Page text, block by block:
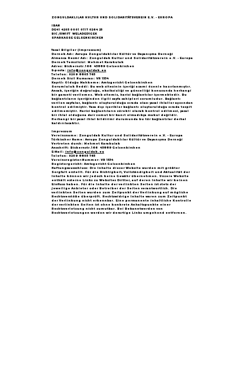
büyük yankı uyandırdı...
ZONGULDAKLILAR KULTUR UND SOLIDARITÄTSVEREIN E.V. - EUROPA
IBAN
DE41 4205 0001 0117 0264 25
BIC /SWIFT WELADED1GEK
SPARKASSE GELSENKIRCHEN
Yasal Bilgiler (Impressum)
Dernek Adı: Avrupa Zonguldaklılar Kültür ve Dayanışma Derneği
Almanca Resmi Adı: Zonguldak Kultur und Solidaritätsverein e.V. - Europa
Dernek Temsilcisi: Mehmet Karakulak
Adres: Bickernstr.166 45889 Gelsenkirchen
E-posta: info@zonguldak.eu
Telefon: 0209 8805 765
Dernek Sicil Numarası: VR 1534
Kayıtlı Olduğu Mahkeme: Amtsgericht Gelsenkirchen
Sorumluluk Reddi: Bu web sitesinin içeriği azami özenle hazırlanmıştır.
Ancak, içeriğin doğruluğu, eksiksizliği ve güncelliği konusunda herhangi
bir garanti verilemez. Web sitemiz, harici bağlantılar içermektedir. Bu
bağlantıların içeriğinden ilgili sayfa sahipleri sorumludur. Bağlantı
verilen sayfalar, bağlantı oluşturulduğu sırada olası yasal ihlaller açısından
kontrol edilmiştir. Yasa dışı içerikler bağlantı oluşturulduğu sırada tespit
edilmemiştir. Harici bağlantıların sürekli olarak kontrol edilmesi, yasal
bir ihlal olduğuna dair somut bir kanıt olmadıkça makul değildir.
Herhangi bir yasal ihlal bildirimi durumunda bu tür bağlantılar derhal
kaldırılacaktır.
Impressum
Vereinsname: Zonguldak Kultur und Solidaritätsverein e.V. - Europa
Türkischer Name: Avrupa Zonguldaklılar Kültür ve Dayanışma Derneği
Vertreten durch: Mehmet Karakulak
Anschrift: Bickernstr.166 45889 Gelsenkirchen
E-Mail: info@zonguldak.eu
Telefon: 0209 8805 765
Vereinsregister-Nummer: VR 1534
Registergericht: Amtsgericht Gelsenkirchen
Haftungsausschluss: Die Inhalte dieser Website wurden mit größter
Sorgfalt erstellt. Für die Richtigkeit, Vollständigkeit und Aktualität der
Inhalte können wir jedoch keine Gewähr übernehmen. Unsere Website
enthält externe Links zu Websites Dritter, auf deren Inhalte wir keinen
Einfluss haben. Für die Inhalte der verlinkten Seiten ist stets der
jeweilige Anbieter oder Betreiber der Seiten verantwortlich. Die
verlinkten Seiten wurden zum Zeitpunkt der Verlinkung auf mögliche
Rechtsverstöße überprüft. Rechtswidrige Inhalte waren zum Zeitpunkt
der Verlinkung nicht erkennbar. Eine permanente inhaltliche Kontrolle
der verlinkten Seiten ist ohne konkrete Anhaltspunkte einer
Rechtsverletzung nicht zumutbar. Bei Bekanntwerden von
Rechtsverletzungen werden wir derartige Links umgehend entfernen.